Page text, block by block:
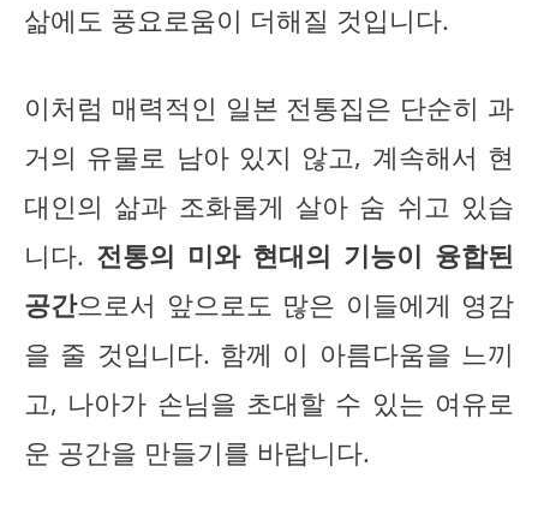
삶에도 풍요로움이 더해질 것입니다.
이처럼 매력적인 일본 전통집은 단순히 과
거의 유물로 남아 있지 않고, 계속해서 현
대인의 삶과 조화롭게 살아 숨 쉬고 있습
니다. 전통의 미와 현대의 기능이 융합된
공간으로서 앞으로도 많은 이들에게 영감
을 줄 것입니다. 함께 이 아름다움을 느끼
고, 나아가 손님을 초대할 수 있는 여유로
운 공간을 만들기를 바랍니다.